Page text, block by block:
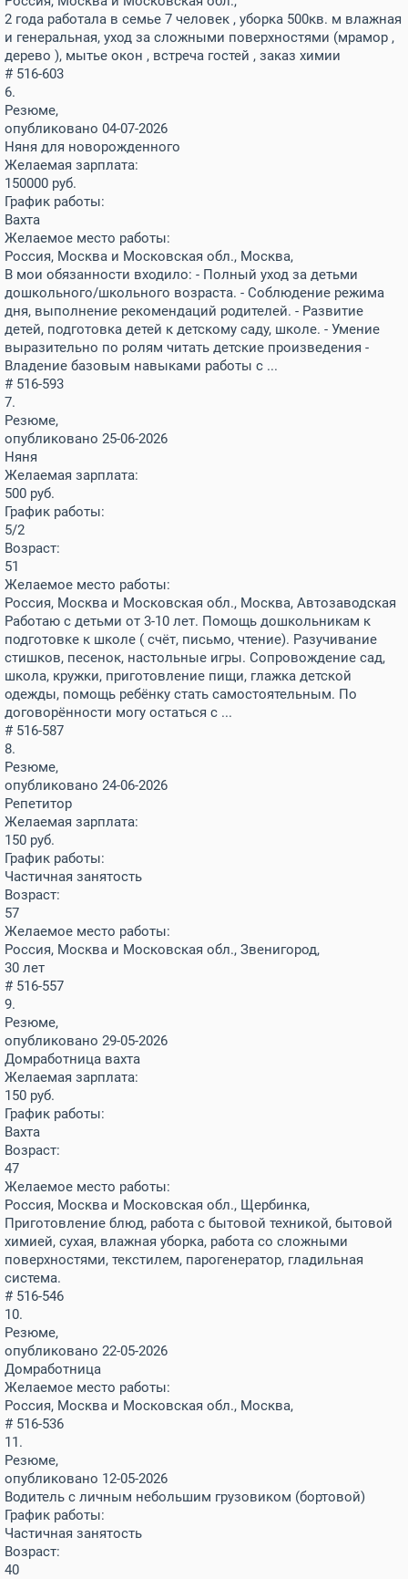
2 года работала в семье 7 человек , уборка 500кв. м влажная
и генеральная, уход за сложными поверхностями (мрамор ,
дерево ), мытье окон , встреча гостей , заказ химии
# 516-603
6.
Резюме,
опубликовано 04-07-2026
Няня для новорожденного
Желаемая зарплата:
150000 руб.
График работы:
Вахта
Желаемое место работы:
Россия, Москва и Московская обл., Москва,
В мои обязанности входило: - Полный уход за детьми
дошкольного/школьного возраста. - Соблюдение режима
дня, выполнение рекомендаций родителей. - Развитие
детей, подготовка детей к детскому саду, школе. - Умение
выразительно по ролям читать детские произведения -
Владение базовым навыками работы с ...
# 516-593
7.
Резюме,
опубликовано 25-06-2026
Няня
Желаемая зарплата:
500 руб.
График работы:
5/2
Возраст:
51
Желаемое место работы:
Россия, Москва и Московская обл., Москва, Автозаводская
Работаю с детьми от 3-10 лет. Помощь дошкольникам к
подготовке к школе ( счёт, письмо, чтение). Разучивание
стишков, песенок, настольные игры. Сопровождение сад,
школа, кружки, приготовление пищи, глажка детской
одежды, помощь ребёнку стать самостоятельным. По
договорённости могу остаться с ...
# 516-587
8.
Резюме,
опубликовано 24-06-2026
Репетитор
Желаемая зарплата:
150 руб.
График работы:
Частичная занятость
Возраст:
57
Желаемое место работы:
Россия, Москва и Московская обл., Звенигород,
30 лет
# 516-557
9.
Резюме,
опубликовано 29-05-2026
Домработница вахта
Желаемая зарплата:
150 руб.
График работы:
Вахта
Возраст:
47
Желаемое место работы:
Россия, Москва и Московская обл., Щербинка,
Приготовление блюд, работа с бытовой техникой, бытовой
химией, сухая, влажная уборка, работа со сложными
поверхностями, текстилем, парогенератор, гладильная
система.
# 516-546
10.
Резюме,
опубликовано 22-05-2026
Домработница
Желаемое место работы:
Россия, Москва и Московская обл., Москва,
# 516-536
11.
Резюме,
опубликовано 12-05-2026
Водитель с личным небольшим грузовиком (бортовой)
График работы:
Частичная занятость
Возраст:
40